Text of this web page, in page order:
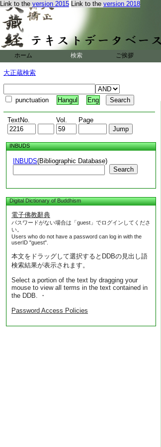
Link to the version 2015 Link to the version 2018
ホーム 検索 ご挨拶
大正蔵検索
punctuation Hangul Eng
TextNo. Vol. Page
INBUDS
INBUDS(Bibliographic Database)
Search
Digital Dictionary of Buddhism
電子佛教辭典
パスワードがない場合は「guest」でログインしてくださ
い。
Users who do not have a password can log in with the
userID "guest".
本文をドラッグして選択するとDDBの見出し語
検索結果が表示されます。
Select a portion of the text by dragging your
mouse to view all terms in the text contained in
the DDB. ・
Password Access Policies